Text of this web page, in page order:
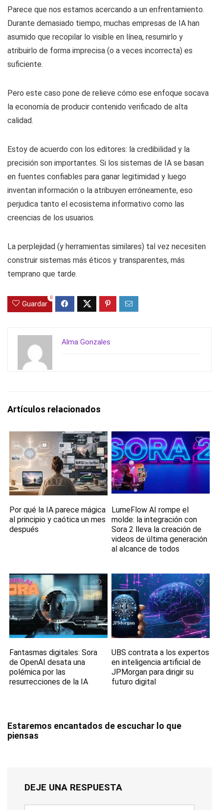
Parece que nos estamos acercando a un enfrentamiento.
Durante demasiado tiempo, muchas empresas de IA han
asumido que recopilar lo visible en línea, resumirlo y
atribuirlo de forma imprecisa (o a veces incorrecta) es
suficiente.
Pero este caso pone de relieve cómo ese enfoque socava
la economía de producir contenido verificado de alta
calidad.
Estoy de acuerdo con los editores: la credibilidad y la
precisión son importantes. Si los sistemas de IA se basan
en fuentes confiables para ganar legitimidad y luego
inventan información o la atribuyen erróneamente, eso
perjudica tanto el ecosistema informativo como las
creencias de los usuarios.
La perplejidad (y herramientas similares) tal vez necesiten
construir sistemas más éticos y transparentes, más
temprano que tarde.
Guardar
0
Alma Gonzales
Artículos relacionados
Por qué la IA parece mágica
al principio y caótica un mes
después
LumeFlow AI rompe el
molde: la integración con
Sora 2 lleva la creación de
videos de última generación
al alcance de todos
Fantasmas digitales: Sora
de OpenAI desata una
polémica por las
resurrecciones de la IA
UBS contrata a los expertos
en inteligencia artificial de
JPMorgan para dirigir su
futuro digital
Estaremos encantados de escuchar lo que
piensas
DEJE UNA RESPUESTA